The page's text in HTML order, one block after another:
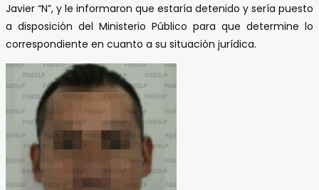
Javier “N”, y le informaron que estaría detenido y sería puesto
a disposición del Ministerio Público para que determine lo
correspondiente en cuanto a su situación jurídica.